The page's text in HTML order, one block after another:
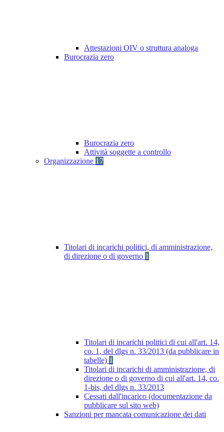
Attestazioni OIV o struttura analoga
Burocrazia zero
Burocrazia zero
Attività soggette a controllo
Organizzazione 17
Titolari di incarichi politici, di amministrazione,
di direzione o di governo 1
Titolari di incarichi politici di cui all'art. 14,
co. 1, del dlgs n. 33/2013 (da pubblicare in
tabelle) 1
Titolari di incarichi di amministrazione, di
direzione o di governo di cui all'art. 14, co.
1-bis, del dlgs n. 33/2013
Cessati dall'incarico (documentazione da
pubblicare sul sito web)
Sanzioni per mancata comunicazione dei dati